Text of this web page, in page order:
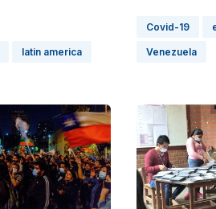
latin america
Covid-19
Venezuela